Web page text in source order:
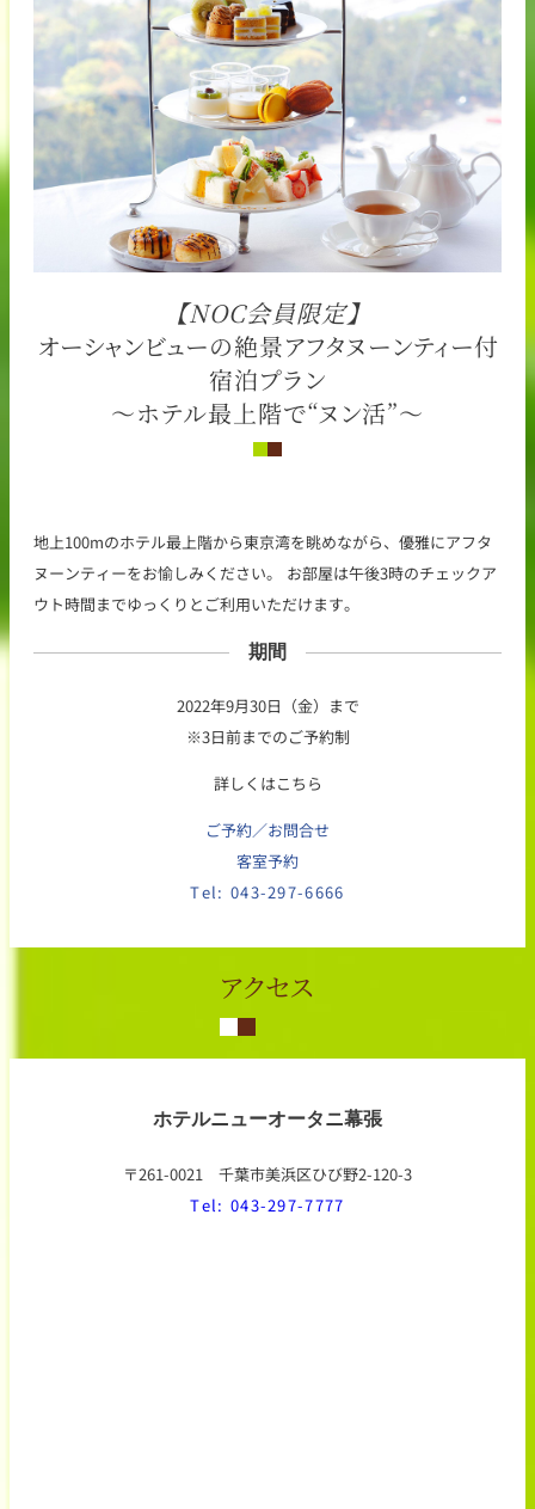
【NOC会員限定】
オーシャンビューの絶景アフタヌーンティー付
宿泊プラン
～ホテル最上階で“ヌン活”～
地上100mのホテル最上階から東京湾を眺めながら、優雅にアフタ
ヌーンティーをお愉しみください。 お部屋は午後3時のチェックア
ウト時間までゆっくりとご利用いただけます。
期間
2022年9月30日（金）まで
※3日前までのご予約制
詳しくはこちら
ご予約／お問合せ
客室予約
Tel: 043-297-6666
アクセス
ホテルニューオータニ幕張
〒261-0021 千葉市美浜区ひび野2-120-3
Tel: 043-297-7777